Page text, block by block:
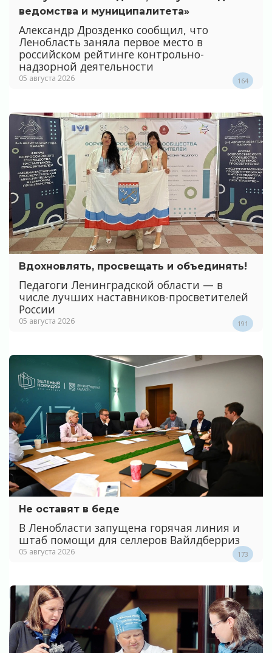
ведомства и муниципалитета»
Александр Дрозденко сообщил, что
Ленобласть заняла первое место в
российском рейтинге контрольно-
надзорной деятельности
05 августа 2026 164
Вдохновлять, просвещать и объединять!
Педагоги Ленинградской области — в
числе лучших наставников-просветителей
России
05 августа 2026 191
Не оставят в беде
В Ленобласти запущена горячая линия и
штаб помощи для селлеров Вайлдберриз
05 августа 2026 173